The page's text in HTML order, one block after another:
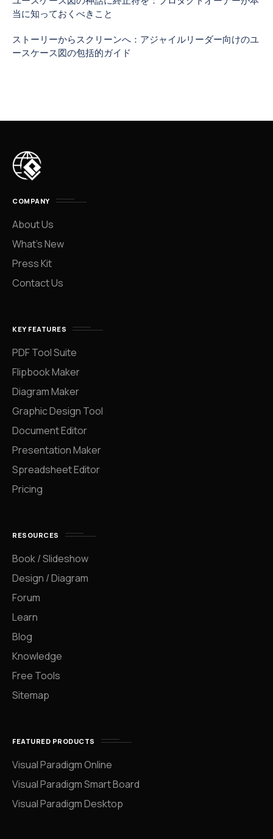
当に知っておくべきこと
ストーリーからスクリーンへ：アジャイルリーダー向けのユ
ースケース図の包括的ガイド
COMPANY
About Us
What’s New
Press Kit
Contact Us
KEY FEATURES
PDF Tool Suite
Flipbook Maker
Diagram Maker
Graphic Design Tool
Document Editor
Presentation Maker
Spreadsheet Editor
Pricing
RESOURCES
Book / Slideshow
Design / Diagram
Forum
Learn
Blog
Knowledge
Free Tools
Sitemap
FEATURED PRODUCTS
Visual Paradigm Online
Visual Paradigm Smart Board
Visual Paradigm Desktop